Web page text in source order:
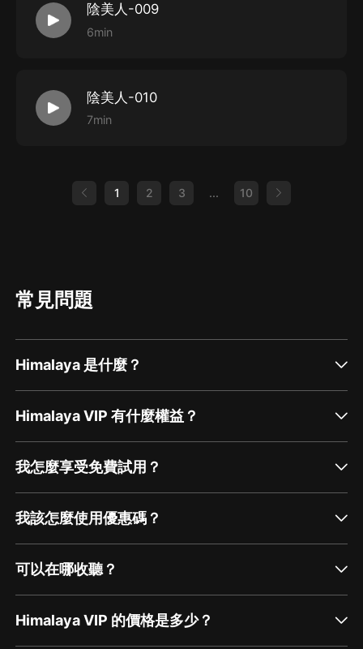
陰美人-009
6min
陰美人-010
7min
1 2 3 ... 10
常見問題
Himalaya 是什麼？
Himalaya VIP 有什麼權益？
我怎麼享受免費試用？
我該怎麼使用優惠碼？
可以在哪收聽？
Himalaya VIP 的價格是多少？